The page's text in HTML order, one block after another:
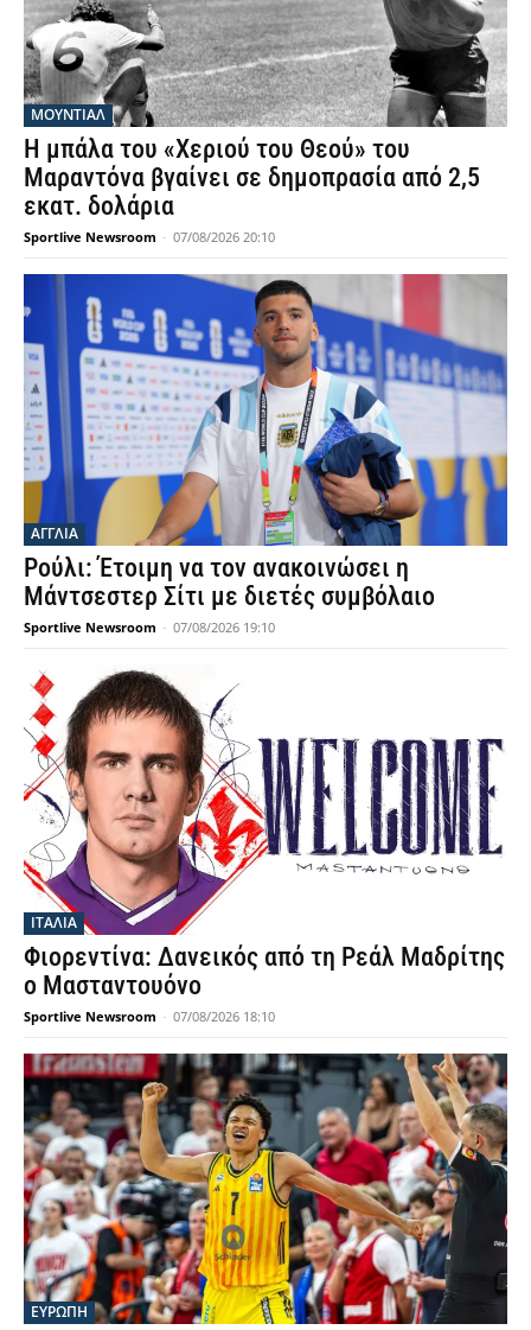
ΜΟΥΝΤΙΆΛ
Η μπάλα του «Χεριού του Θεού» του
Μαραντόνα βγαίνει σε δημοπρασία από 2,5
εκατ. δολάρια
Sportlive Newsroom - 07/08/2026 20:10
ΑΓΓΛΙΑ
Ρούλι: Έτοιμη να τον ανακοινώσει η
Μάντσεστερ Σίτι με διετές συμβόλαιο
Sportlive Newsroom - 07/08/2026 19:10
ΙΤΑΛΙΑ
Φιορεντίνα: Δανεικός από τη Ρεάλ Μαδρίτης
ο Μασταντουόνο
Sportlive Newsroom - 07/08/2026 18:10
ΕΥΡΩΠΗ